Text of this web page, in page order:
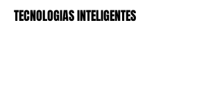
TECNOLOGIAS INTELIGENTES